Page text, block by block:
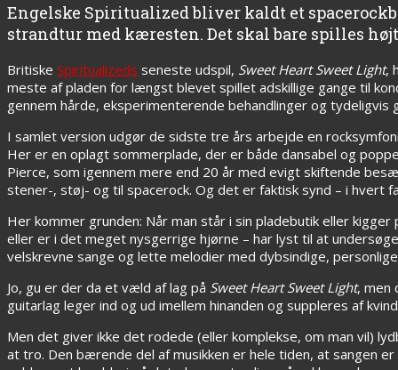
Engelske Spiritualized bliver kaldt et
strandtur med kæresten. Det skal bare spilles
Britiske Spiritualizeds seneste udspil, Sweet Heart Sweet Light,
meste af pladen for længst blevet spillet adskillige gange til
gennem hårde, eksperimenterende behandlinger og
I samlet version udgør de sidste tre års arbejde en
Her er en oplagt sommerplade, der er både dansabel og
Pierce, som igennem mere end 20 år med evigt skiftende
stener-, støj- og til spacerock. Og det er faktisk synd – i hvert
Her kommer grunden: Når man står i sin pladebutik eller
eller er i det meget nysgerrige hjørne – har lyst til at
velskrevne sange og lette melodier med dybsindige,
Jo, gu er der da et væld af lag på Sweet Heart Sweet Light, men
guitarlag leger ind og ud imellem hinanden og suppleres af
Men det giver ikke det rodede (eller komplekse, om man vil)
at tro. Den bærende del af musikken er hele tiden, at sangen